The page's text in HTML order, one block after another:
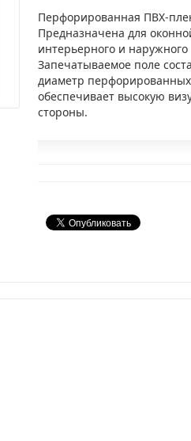
Перфорированная ПВХ-
Предназначена для
интерьерного и
Запечатываемое поле
диаметр
обеспечивает высокую
стороны.